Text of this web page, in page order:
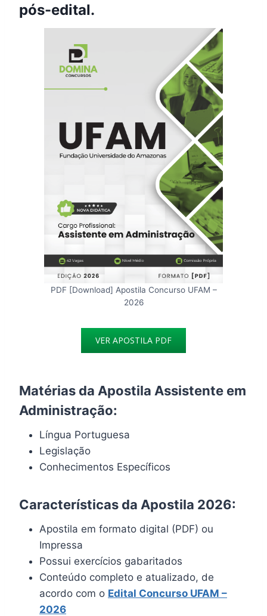
pós-edital.
PDF [Download] Apostila Concurso UFAM –
2026
VER APOSTILA PDF
Matérias da Apostila Assistente em
Administração:
Língua Portuguesa
Legislação
Conhecimentos Específicos
Características da Apostila 2026:
Apostila em formato digital (PDF) ou
Impressa
Possui exercícios gabaritados
Conteúdo completo e atualizado, de
acordo com o Edital Concurso UFAM –
2026